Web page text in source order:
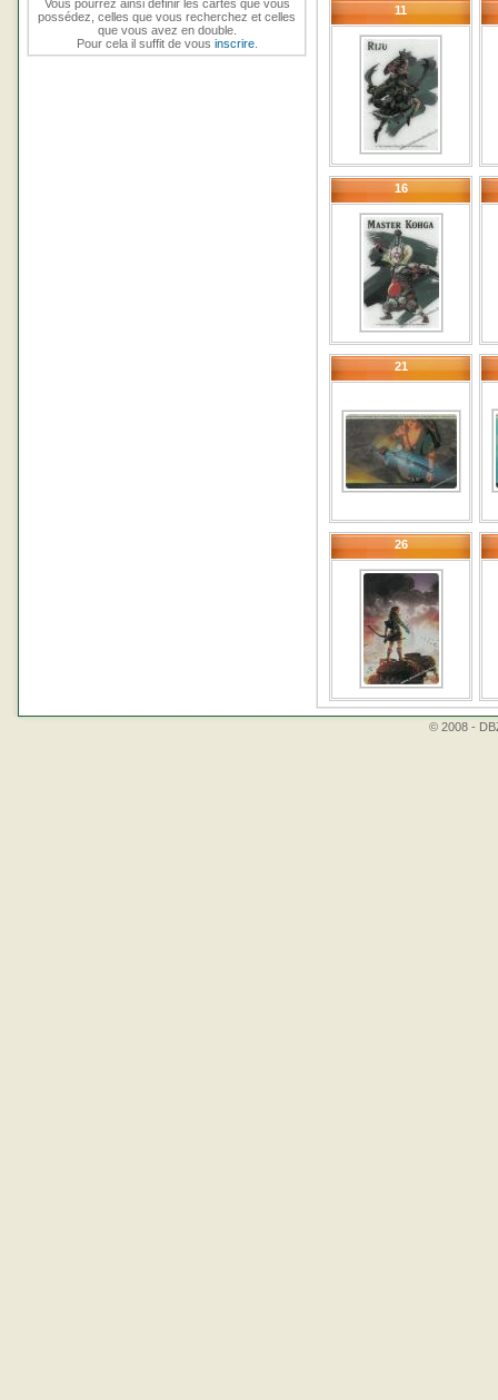
Vous pourrez ainsi définir les cartes que vous
possédez, celles que vous recherchez et celles
que vous avez en double.
Pour cela il suffit de vous inscrire.
11
16
21
26
© 2008 -